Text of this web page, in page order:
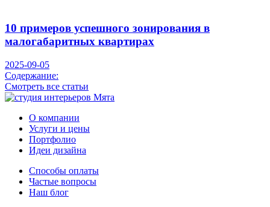
10 примеров успешного зонирования в
малогабаритных квартирах
2025-09-05
Содержание:
Смотреть все статьи
О компании
Услуги и цены
Портфолио
Идеи дизайна
Способы оплаты
Частые вопросы
Наш блог